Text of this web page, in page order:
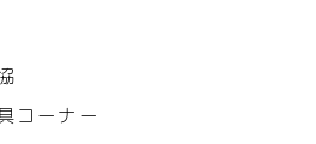
コーナー